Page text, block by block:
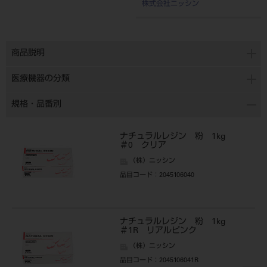
株式会社ニッシン
商品説明
医療機器の分類
規格・品番別
ナチュラルレジン 粉 1kg
＃0 クリア
（株）ニッシン
品目コード ：2045106040
ナチュラルレジン 粉 1kg
＃1R リアルピンク
（株）ニッシン
品目コード ：2045106041R